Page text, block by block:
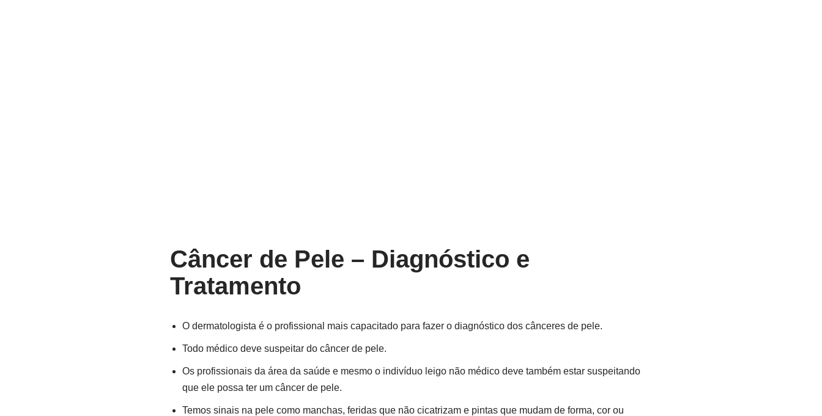
Câncer de Pele – Diagnóstico e
Tratamento
O dermatologista é o profissional mais capacitado para fazer o diagnóstico dos cânceres de pele.
Todo médico deve suspeitar do câncer de pele.
Os profissionais da área da saúde e mesmo o indivíduo leigo não médico deve também estar suspeitando
que ele possa ter um câncer de pele.
Temos sinais na pele como manchas, feridas que não cicatrizam e pintas que mudam de forma, cor ou